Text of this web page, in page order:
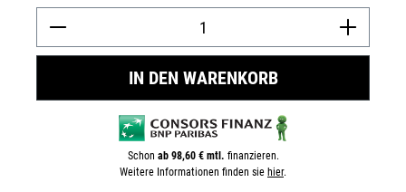
IN DEN WARENKORB
Schon ab 98,60 € mtl. finanzieren.
Weitere Informationen finden sie hier.